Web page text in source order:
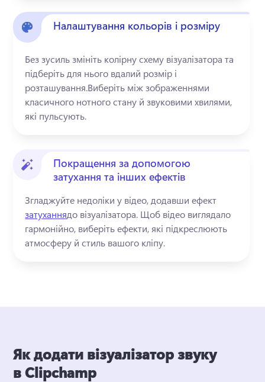
Налаштування кольорів і розміру
Без зусиль змініть колірну схему візуалізатора та
підберіть для нього вдалий розмір і
розташування.Виберіть між зображеннями
класичного нотного стану й звуковими хвилями,
які пульсують.
Покращення за допомогою
затухання та інших ефектів
Згладжуйте недоліки у відео, додавши ефект
затуханнядо візуалізатора. Щоб відео виглядало
гармонійно, виберіть ефекти, які підкреслюють
атмосферу й стиль вашого кліпу.
Як додати візуалізатор звуку
в Clipchamp